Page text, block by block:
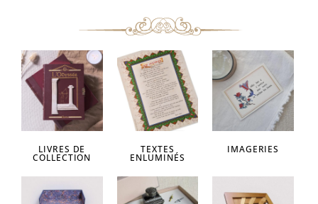
LIVRES DE
COLLECTION
TEXTES
ENLUMINÉS
IMAGERIES